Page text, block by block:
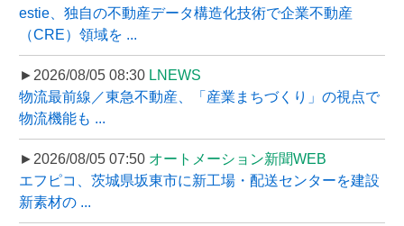
estie、独自の不動産データ構造化技術で企業不動産
（CRE）領域を ...
►2026/08/05 08:30 LNEWS
物流最前線／東急不動産、「産業まちづくり」の視点で
物流機能も ...
►2026/08/05 07:50 オートメーション新聞WEB
エフピコ、茨城県坂東市に新工場・配送センターを建設
新素材の ...